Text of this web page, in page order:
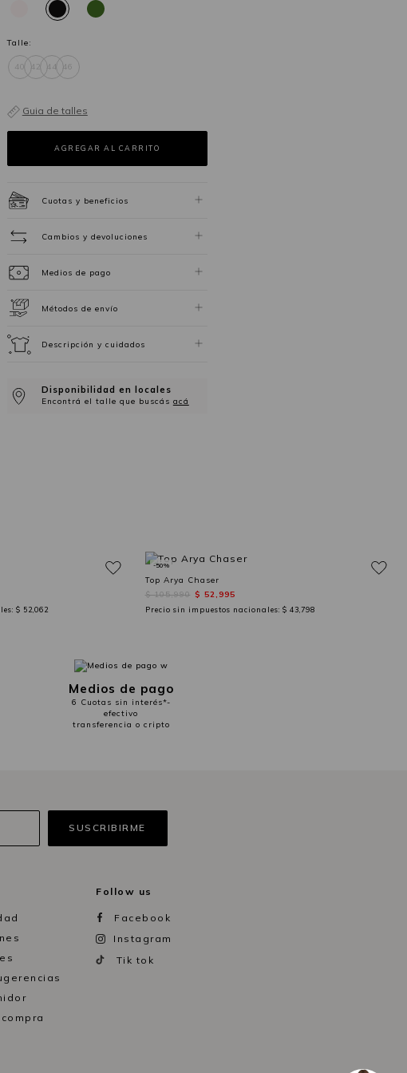
Talle:
40 42 44 46
Guia de talles
Cuotas y beneficios
Cambios y devoluciones
Medios de pago
Métodos de envío
Descripción y cuidados
Disponibilidad en locales
Encontrá el talle que buscás acá
$ 52,062
Top Arya Chaser
$ 105,990 $ 52,995
Precio sin impuestos nacionales: $ 43,798
-50%
Medios de pago
6 Cuotas sin interés*-
efectivo
transferencia o cripto
Follow us
Facebook
Instagram
Tik tok